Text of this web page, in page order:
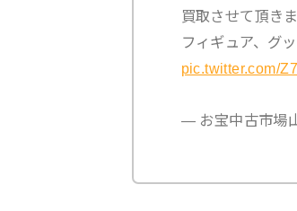
買取させて頂き
フィギュア、グ
pic.twitter.com/
— お宝中古市場